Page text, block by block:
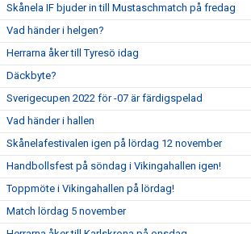
Skånela IF bjuder in till Mustaschmatch på fredag
Vad händer i helgen?
Herrarna åker till Tyresö idag
Däckbyte?
Sverigecupen 2022 för -07 är färdigspelad
Vad händer i hallen
Skånelafestivalen igen på lördag 12 november
Handbollsfest på söndag i Vikingahallen igen!
Toppmöte i Vikingahallen på lördag!
Match lördag 5 november